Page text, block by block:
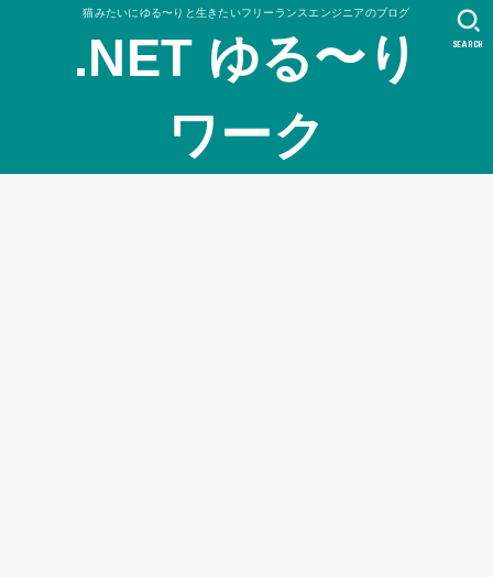
猫みたいにゆる〜りと生きたいフリーランスエンジニアのブログ
.NET ゆる〜り
ワーク
SEARCH